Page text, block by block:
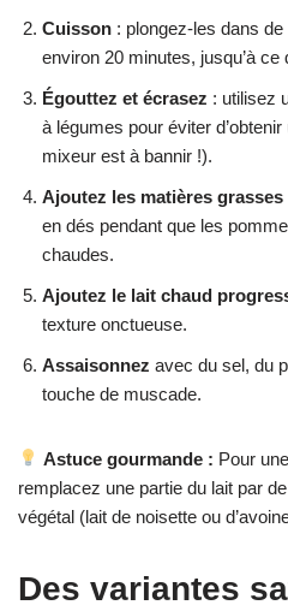
Cuisson : plongez-les dans de
environ 20 minutes, jusqu’à ce
Égouttez et écrasez : utilisez
à légumes pour éviter
mixeur est à bannir !).
Ajoutez les matières grasses
en dés pendant que les
chaudes.
Ajoutez le lait chaud
texture onctueuse.
Assaisonnez avec du sel, du
touche de muscade.
Astuce gourmande : Pour
remplacez une partie du lait par
végétal (lait de noisette ou
Des variantes